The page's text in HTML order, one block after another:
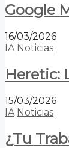
Google
16/03/2026
IA Noticias
Heretic:
15/03/2026
IA Noticias
¿Tu